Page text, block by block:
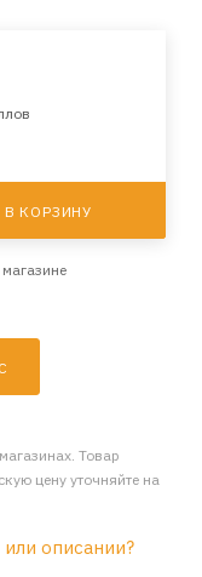
В КОРЗИНУ
Товар
цену уточняйте на
описании?